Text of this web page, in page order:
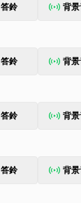
答鈴 背
答鈴 背
答鈴 背
答鈴 背